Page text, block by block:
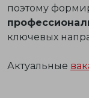
поэтому
ключевых
Актуальные